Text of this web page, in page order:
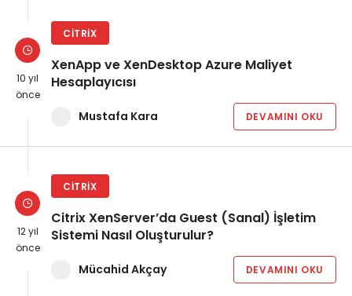
10 yıl
önce
CITRIX
XenApp ve XenDesktop Azure Maliyet
Hesaplayıcısı
Mustafa Kara DEVAMINI OKU
12 yıl
önce
CITRIX
Citrix XenServer’da Guest (Sanal) İşletim
Sistemi Nasıl Oluşturulur?
Mücahid Akçay DEVAMINI OKU